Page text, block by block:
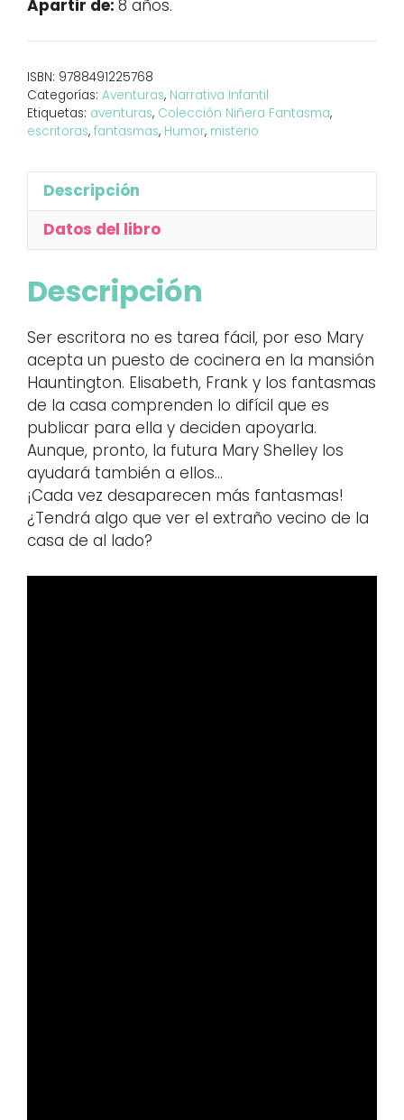
Shelley
escribir
cantidad
Apartir de: 8 años.
ISBN: 9788491225768
Categorías: Aventuras, Narrativa Infantil
Etiquetas: aventuras, Colección Niñera Fantasma,
escritoras, fantasmas, Humor, misterio
Descripción
Datos del libro
Descripción
Ser escritora no es tarea fácil, por eso Mary
acepta un puesto de cocinera en la mansión
Hauntington. Elisabeth, Frank y los fantasmas
de la casa comprenden lo difícil que es
publicar para ella y deciden apoyarla.
Aunque, pronto, la futura Mary Shelley los
ayudará también a ellos…
¡Cada vez desaparecen más fantasmas!
¿Tendrá algo que ver el extraño vecino de la
casa de al lado?